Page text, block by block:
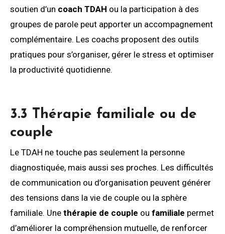
soutien d’un coach TDAH ou la participation à des
groupes de parole peut apporter un accompagnement
complémentaire. Les coachs proposent des outils
pratiques pour s’organiser, gérer le stress et optimiser
la productivité quotidienne.
3.3 Thérapie familiale ou de
couple
Le TDAH ne touche pas seulement la personne
diagnostiquée, mais aussi ses proches. Les difficultés
de communication ou d’organisation peuvent générer
des tensions dans la vie de couple ou la sphère
familiale. Une thérapie de couple ou familiale permet
d’améliorer la compréhension mutuelle, de renforcer